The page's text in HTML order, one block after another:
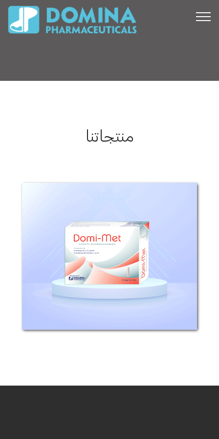
منتجاتنا
دومي-ميت
ميتوبرولول طرطرات (1ملغ/مل) آلية التأثير:
إن الميتوبرولول هو مناهض تنافسي...